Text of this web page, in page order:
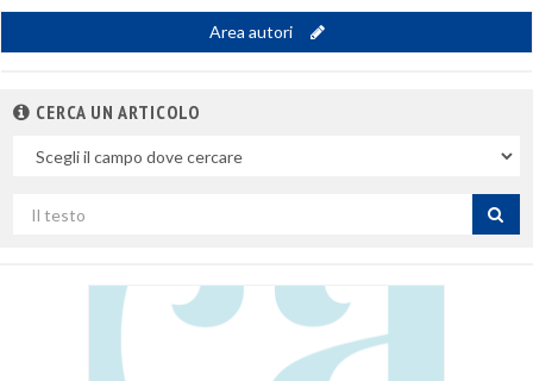
Area autori
CERCA UN ARTICOLO
campo
per